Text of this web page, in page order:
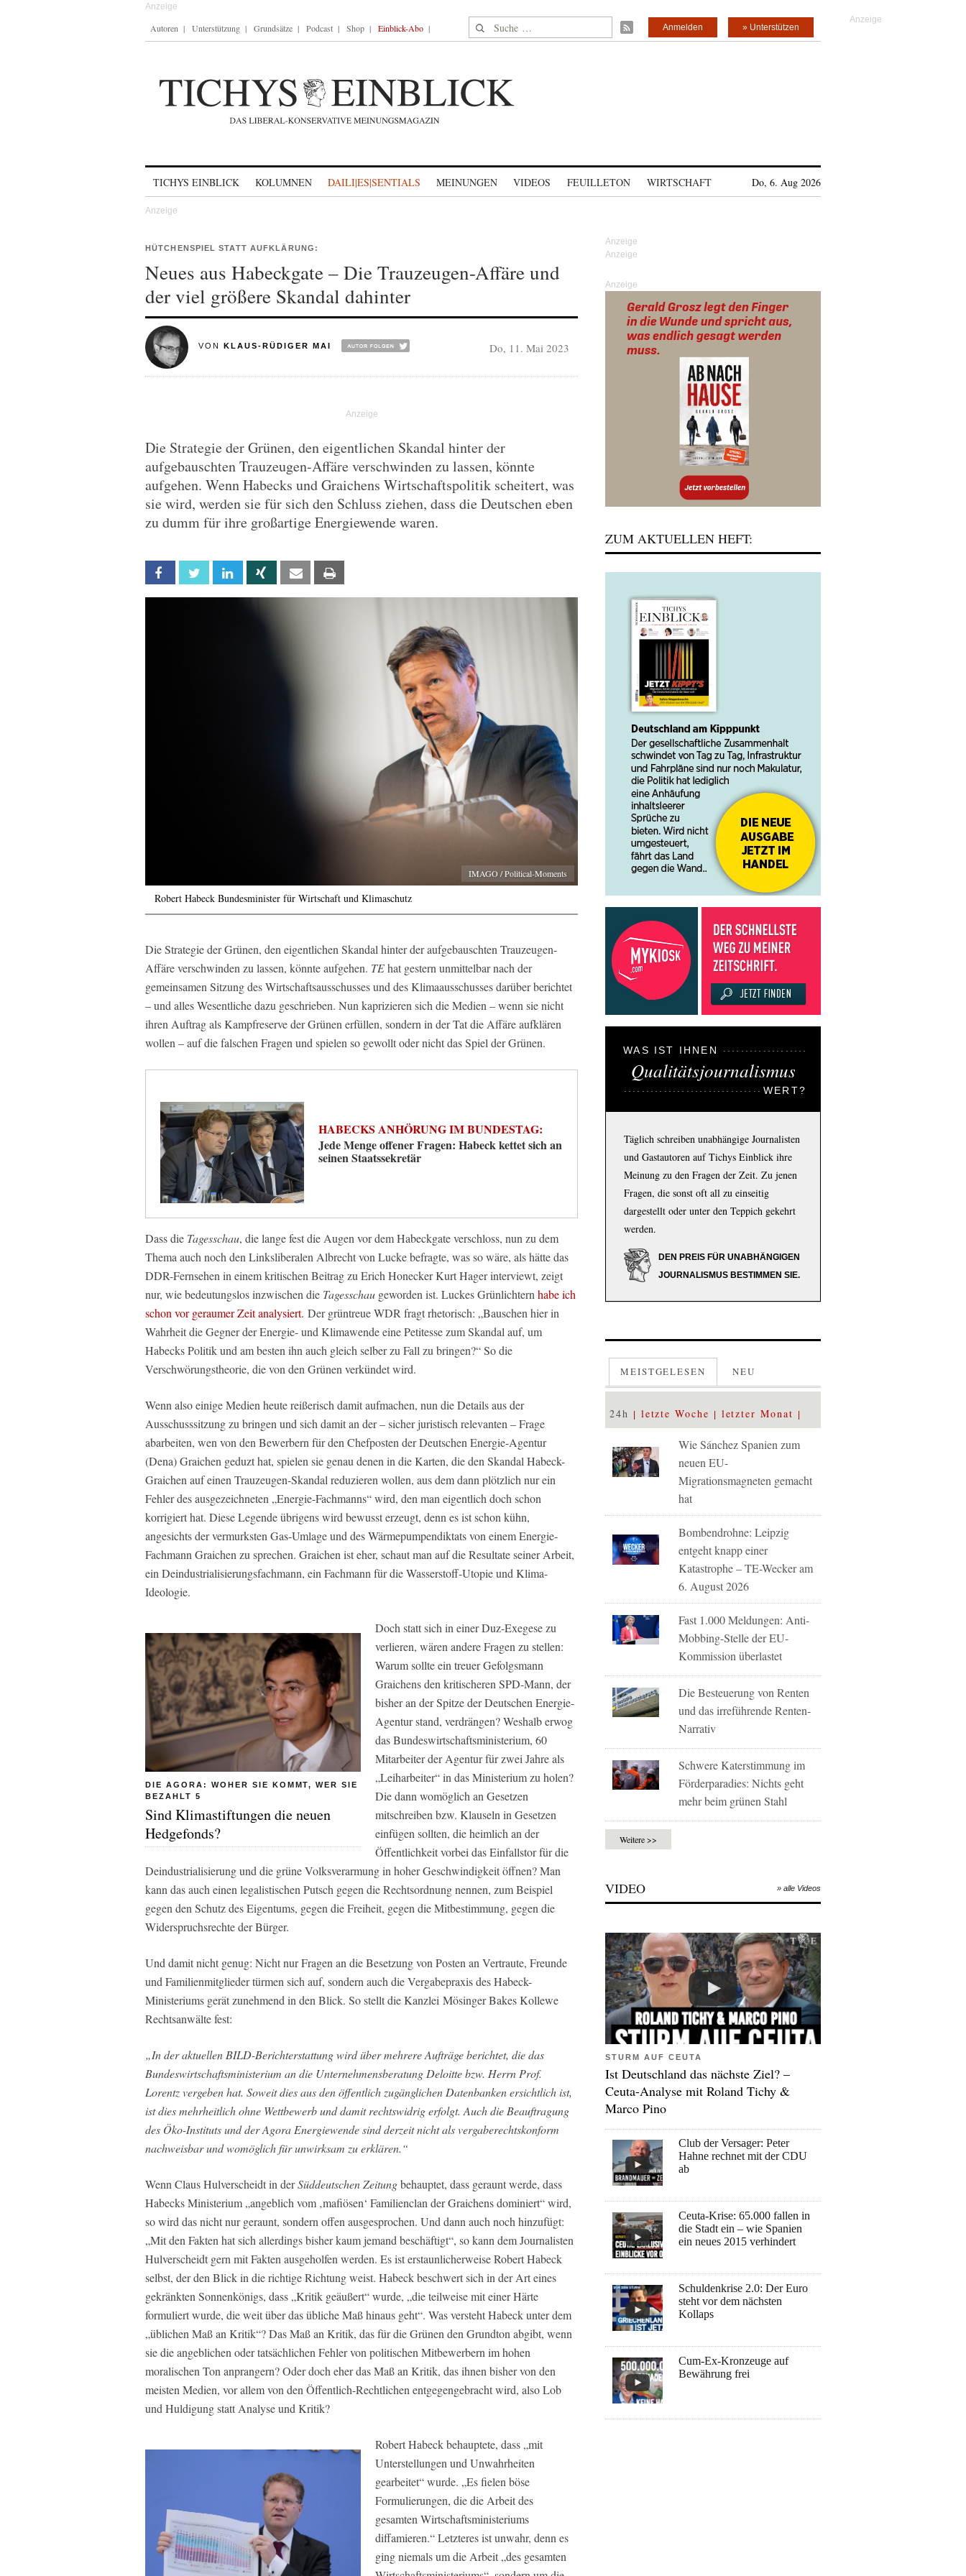
Autoren Unterstützung Grundsätze Podcast Shop Einblick-Abo Suche nach: » Unterstützen
Anmelden
TICHYS EINBLICK KOLUMNEN DAILI|ES|SENTIALS MEINUNGEN VIDEOS FEUILLETON WIRTSCHAFT Do, 6. Aug 2026
HÜTCHENSPIEL STATT AUFKLÄRUNG:
Neues aus Habeckgate – Die Trauzeugen-Affäre und
der viel größere Skandal dahinter
VON KLAUS-RÜDIGER MAI Do, 11. Mai 2023
Die Strategie der Grünen, den eigentlichen Skandal hinter der
aufgebauschten Trauzeugen-Affäre verschwinden zu lassen, könnte
aufgehen. Wenn Habecks und Graichens Wirtschaftspolitik scheitert, was
sie wird, werden sie für sich den Schluss ziehen, dass die Deutschen eben
zu dumm für ihre großartige Energiewende waren.
Facebook Twitter Linkedin Xing Email
IMAGO / Political-Moments
Robert Habeck Bundesminister für Wirtschaft und Klimaschutz
Die Strategie der Grünen, den eigentlichen Skandal hinter der aufgebauschten Trauzeugen-
Affäre verschwinden zu lassen, könnte aufgehen. TEhat gestern unmittelbar nach der
gemeinsamen Sitzung des Wirtschaftsausschusses und des Klimaausschusses darüber berichtet
– und alles Wesentliche dazu geschrieben. Nun kaprizieren sich die Medien – wenn sie nicht
ihren Auftrag als Kampfreserve der Grünen erfüllen, sondern in der Tat die Affäre aufklären
wollen – auf die falschen Fragen und spielen so gewollt oder nicht das Spiel der Grünen.
HABECKS ANHÖRUNG IM BUNDESTAG:
Jede Menge offener Fragen: Habeck kettet sich an
seinen Staatssekretär
Dass die Tagesschau, die lange fest die Augen vor dem Habeckgate verschloss, nun zu dem
Thema auch noch den Linksliberalen Albrecht von Lucke befragte, was so wäre, als hätte das
DDR-Fernsehen in einem kritischen Beitrag zu Erich Honecker Kurt Hager interviewt, zeigt
nur, wie bedeutungslos inzwischen die Tagesschau geworden ist. Luckes Grünlichtern habe ich
schon vor geraumer Zeit analysiert. Der grüntreue WDR fragt rhetorisch: „Bauschen hier in
Wahrheit die Gegner der Energie- und Klimawende eine Petitesse zum Skandal auf, um
Habecks Politik und am besten ihn auch gleich selber zu Fall zu bringen?“ So die
Verschwörungstheorie, die von den Grünen verkündet wird.
Wenn also einige Medien heute reißerisch damit aufmachen, nun die Details aus der
Ausschusssitzung zu bringen und sich damit an der – sicher juristisch relevanten – Frage
abarbeiten, wen von den Bewerbern für den Chefposten der Deutschen Energie-Agentur
(Dena) Graichen geduzt hat, spielen sie genau denen in die Karten, die den Skandal Habeck-
Graichen auf einen Trauzeugen-Skandal reduzieren wollen, aus dem dann plötzlich nur ein
Fehler des ausgezeichneten „Energie-Fachmanns“ wird, den man eigentlich doch schon
korrigiert hat. Diese Legende übrigens wird bewusst erzeugt, denn es ist schon kühn,
angesichts der vermurksten Gas-Umlage und des Wärmepumpendiktats von einem Energie-
Fachmann Graichen zu sprechen. Graichen ist eher, schaut man auf die Resultate seiner Arbeit,
ein Deindustrialisierungsfachmann, ein Fachmann für die Wasserstoff-Utopie und Klima-
Ideologie.
DIE AGORA: WOHER SIE KOMMT, WER SIE
BEZAHLT 5
Sind Klimastiftungen die neuen
Hedgefonds?
Doch statt sich in einer Duz-Exegese zu
verlieren, wären andere Fragen zu stellen:
Warum sollte ein treuer Gefolgsmann
Graichens den kritischeren SPD-Mann, der
bisher an der Spitze der Deutschen Energie-
Agentur stand, verdrängen? Weshalb erwog
das Bundeswirtschaftsministerium, 60
Mitarbeiter der Agentur für zwei Jahre als
„Leiharbeiter“ in das Ministerium zu holen?
Die dann womöglich an Gesetzen
mitschreiben bzw. Klauseln in Gesetzen
einfügen sollten, die heimlich an der
Öffentlichkeit vorbei das Einfallstor für die
Deindustrialisierung und die grüne Volksverarmung in hoher Geschwindigkeit öffnen? Man
kann das auch einen legalistischen Putsch gegen die Rechtsordnung nennen, zum Beispiel
gegen den Schutz des Eigentums, gegen die Freiheit, gegen die Mitbestimmung, gegen die
Widerspruchsrechte der Bürger.
Und damit nicht genug: Nicht nur Fragen an die Besetzung von Posten an Vertraute, Freunde
und Familienmitglieder türmen sich auf, sondern auch die Vergabepraxis des Habeck-
Ministeriums gerät zunehmend in den Blick. So stellt die Kanzlei Mösinger Bakes Kollewe
Rechtsanwälte fest:
„In der aktuellen BILD-Berichterstattung wird über mehrere Aufträge berichtet, die das
Bundeswirtschaftsministerium an die Unternehmensberatung Deloitte bzw. Herrn Prof.
Lorentz vergeben hat. Soweit dies aus den öffentlich zugänglichen Datenbanken ersichtlich ist,
ist dies mehrheitlich ohne Wettbewerb und damit rechtswidrig erfolgt. Auch die Beauftragung
des Öko-Instituts und der Agora Energiewende sind derzeit nicht als vergaberechtskonform
nachweisbar und womöglich für unwirksam zu erklären.“
Wenn Claus Hulverscheidt in derSüddeutschen Zeitungbehauptet, dass geraunt werde, dass
Habecks Ministerium „angeblich vom ‚mafiösen‘ Familienclan der Graichens dominiert“ wird,
so wird das nicht nur geraunt, sondern offen ausgesprochen. Und dann auch noch hinzufügt:
„Mit den Fakten hat sich allerdings bisher kaum jemand beschäftigt“, so kann dem Journalisten
Hulverscheidt gern mit Fakten ausgeholfen werden. Es ist erstaunlicherweise Robert Habeck
selbst, der den Blick in die richtige Richtung weist. Habeck beschwert sich in der Art eines
gekränkten Sonnenkönigs, dass „Kritik geäußert“ wurde, „die teilweise mit einer Härte
formuliert wurde, die weit über das übliche Maß hinaus geht“. Was versteht Habeck unter dem
„üblichen Maß an Kritik“? Das Maß an Kritik, das für die Grünen den Grundton abgibt, wenn
sie die angeblichen oder tatsächlichen Fehler von politischen Mitbewerbern im hohen
moralischen Ton anprangern? Oder doch eher das Maß an Kritik, das ihnen bisher von den
meisten Medien, vor allem von den Öffentlich-Rechtlichen entgegengebracht wird, also Lob
und Huldigung statt Analyse und Kritik?
Robert Habeck behauptete, dass „mit
Unterstellungen und Unwahrheiten
gearbeitet“ wurde. „Es fielen böse
Formulierungen, die die Arbeit des
gesamten Wirtschaftsministeriums
diffamieren.“ Letzteres ist unwahr, denn es
ging niemals um die Arbeit „des gesamten
Anzeige
ZUM AKTUELLEN HEFT:
WAS IST IHNEN
Qualitätsjournalismus
WERT?
Täglich schreiben unabhängige Journalisten
und Gastautoren auf Tichys Einblick ihre
Meinung zu den Fragen der Zeit. Zu jenen
Fragen, die sonst oft all zu einseitig
dargestellt oder unter den Teppich gekehrt
werden.
DEN PREIS FÜR UNABHÄNGIGEN
JOURNALISMUS BESTIMMEN SIE.
MEISTGELESEN NEU
24h letzte Woche letzter Monat
Wie Sánchez Spanien zum
neuen EU-
Migrationsmagneten gemacht
hat
Bombendrohne: Leipzig
entgeht knapp einer
Katastrophe – TE-Wecker am
6. August 2026
Fast 1.000 Meldungen: Anti-
Mobbing-Stelle der EU-
Kommission überlastet
Die Besteuerung von Renten
und das irreführende Renten-
Narrativ
Schwere Katerstimmung im
Förderparadies: Nichts geht
mehr beim grünen Stahl
Weitere >>
VIDEO » alle Videos
STURM AUF CEUTA
Ist Deutschland das nächste Ziel? –
Ceuta-Analyse mit Roland Tichy &
Marco Pino
Club der Versager: Peter
Hahne rechnet mit der CDU
ab
Ceuta-Krise: 65.000 fallen in
die Stadt ein – wie Spanien
ein neues 2015 verhindert
Schuldenkrise 2.0: Der Euro
steht vor dem nächsten
Kollaps
Cum-Ex-Kronzeuge auf
Bewährung frei